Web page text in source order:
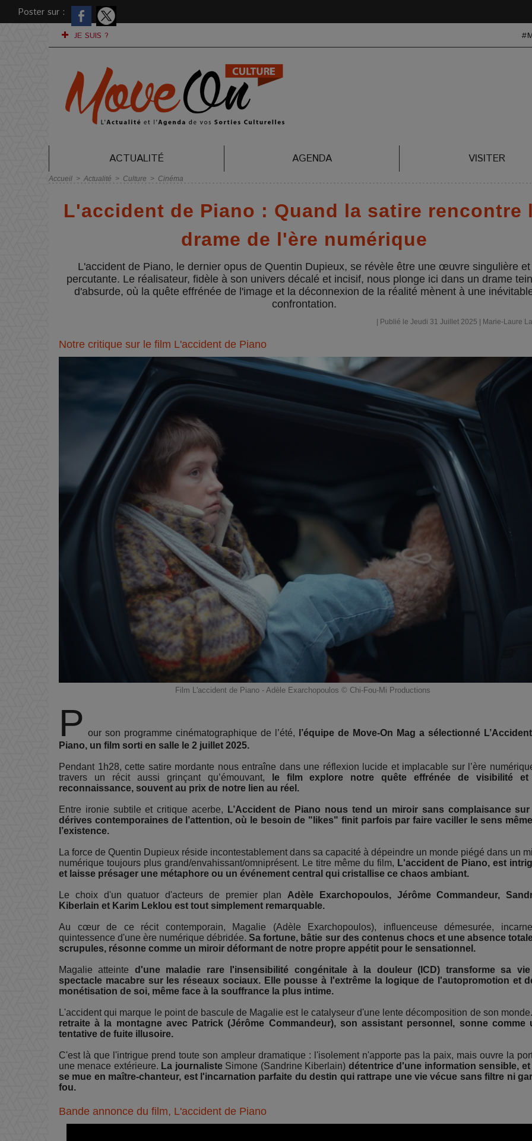
Poster sur :
JE SUIS ?
ACTUALITÉ AGENDA VISITER
Accueil > Actualité > Culture > Cinéma
L'accident de Piano : Quand la satire rencontre
drame de l'ère numérique
L'accident de Piano, le dernier opus de Quentin Dupieux, se révèle être une œuvre singulière et
percutante. Le réalisateur, fidèle à son univers décalé et incisif, nous plonge ici dans un drame
d'absurde, où la quête effrénée de l'image et la déconnexion de la réalité mènent à une
confrontation.
| Publié le Jeudi 31 Juillet 2025 | Marie-Laure
Notre critique sur le film L'accident de Piano
Film L'accident de Piano - Adèle Exarchopoulos © Chi-Fou-Mi Productions
P our son programme cinématographique de l’été,
l’équipe de Move-On Mag a sélectionné
Piano, un film sorti en salle le 2 juillet 2025.
Pendant 1h28, cette satire mordante nous entraîne dans une réflexion lucide et implacable sur l’ère
travers un récit aussi grinçant qu’émouvant,
le film explore notre quête effrénée de visibilité
reconnaissance, souvent au prix de notre lien au réel.
Entre ironie subtile et critique acerbe,
L’Accident de Piano nous tend un miroir sans complaisance
dérives contemporaines de l’attention, où le besoin de "likes" finit parfois par faire vaciller le sens
l’existence.
La force de Quentin Dupieux réside incontestablement dans sa capacité à dépeindre un monde piégé dans un
numérique toujours plus grand/envahissant/omniprésent. Le titre même du film, L'accident de Piano, est
et laisse présager une métaphore ou un événement central qui cristallise ce chaos ambiant.
Le choix d'un quatuor d'acteurs de premier plan Adèle Exarchopoulos, Jérôme Commandeur,
Kiberlain et Karim Leklou est tout simplement remarquable.
Au cœur de ce récit contemporain, Magalie (Adèle Exarchopoulos), influenceuse démesurée,
quintessence d'une ère numérique débridée.Sa fortune, bâtie sur des contenus chocs et une absence
scrupules, résonne comme un miroir déformant de notre propre appétit pour le sensationnel.
Magalie atteinte d'une maladie rare l'insensibilité congénitale à la douleur (ICD) transforme sa
spectacle macabre sur les réseaux sociaux. Elle pousse à l'extrême la logique de l'autopromotion et
monétisation de soi, même face à la souffrance la plus intime.
L'accident qui marque le point de bascule de Magalie est le catalyseur d'une lente décomposition de son monde.
retraite à la montagne avec Patrick (Jérôme Commandeur), son assistant personnel, sonne comme
tentative de fuite illusoire.
C'est là que l'intrigue prend toute son ampleur dramatique : l'isolement n'apporte pas la paix, mais ouvre la
une menace extérieure. La journaliste Simone (Sandrine Kiberlain) détentrice d'une information sensible,
se mue en maître-chanteur, est l'incarnation parfaite du destin qui rattrape une vie vécue sans filtre ni
fou.
Bande annonce du film, L'accident de Piano